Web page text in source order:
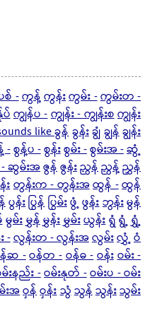
-ကွန့်ကွန်းကွမ်း -ကွမ်းတ -
ပ်ကျွန်ပ -ကျွန်း - ကျွန်းစကျွန်း
like ခွန်ခွန်းချွံချွန်ချွန်း
-စွန့်ပ -စွန်းစွမ်း -စွမ်းအ -ဆွံ့
ဆွမ်းအဇွန်ဇွန်းညွန်ညွန့်ညွှန်
တွန်းက - တွန်းအထွန် -ထွန်
ပွန်းပြွန်ပြွမ်းဖွံ့ ဖွန်းဘွန်းမွန်
မွမ်း မွှန်မွှန်းမွှမ်းယွန်းရွံ ရွံ့ ရွှံ့
-လွန်းတ - လွန်းအလွမ်းလွှံ့ ဝံ
ဆ -ဝန်တ -ဝန်ဓ -ဝန်းဝမ်း -
းနည်း -ဝမ်းနုတ် -ဝမ်းပ - ဝမ်း
းအဝှန်ဝှန်းသွံသွန်သွန်းသွမ်း